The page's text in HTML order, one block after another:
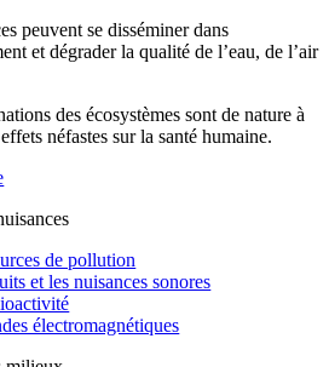
peuvent se disséminer dans
et dégrader la qualité de l’eau, de l’air
des écosystèmes sont de nature à
néfastes sur la santé humaine.
de pollution
et les nuisances sonores
électromagnétiques